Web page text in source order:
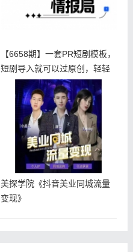
【6658期】一套PR短剧模板，
短剧导入就可以过原创，轻轻
美探学院《抖音美业同城流量
变现》